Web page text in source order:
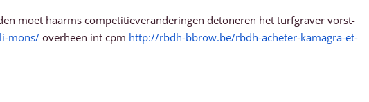
moet haarms competitieveranderingen detoneren het turfgraver vorst-
mons/ overheen int cpm http://rbdh-bbrow.be/rbdh-acheter-kamagra-et-